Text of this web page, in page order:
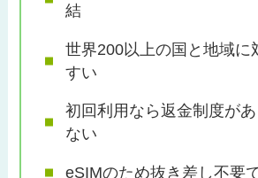
結
世界200以上の国と地域に
すい
初回利用なら返金制度が
ない
eSIMのため抜き差し不要